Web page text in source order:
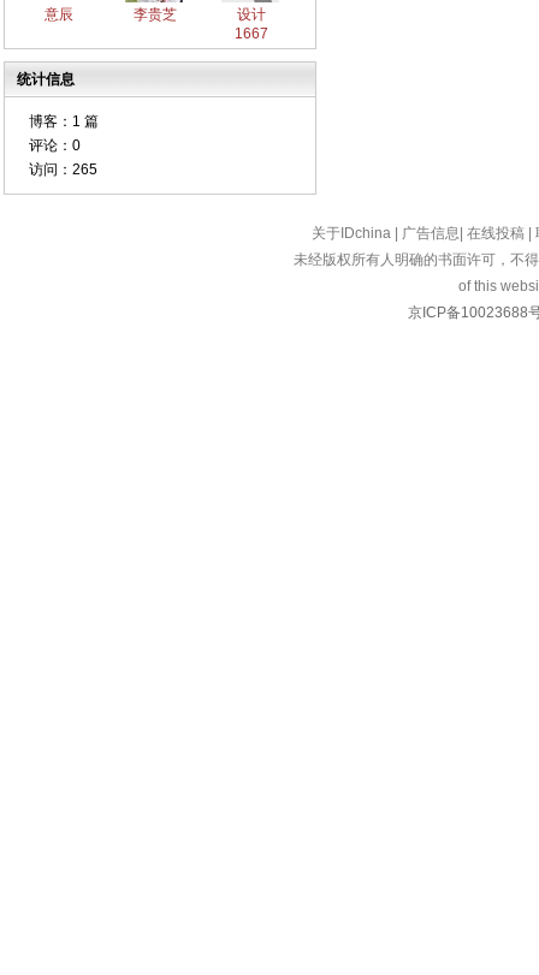
意辰 李贵芝
设计
1667
统计信息
博客： 1 篇
评论： 0
访问： 265
关于IDchina 广告信息 在线投稿
未经版权所有人明确的书面许可，不
of this
京ICP备10023688